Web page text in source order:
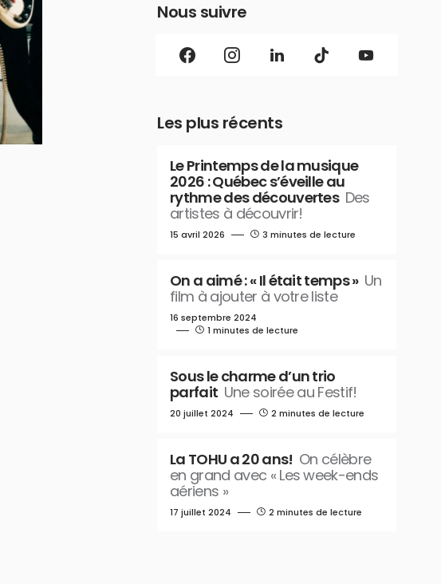
Nous suivre
Les plus récents
Le Printemps de la musique
2026 : Québec s’éveille au
rythme des découvertes Des
artistes à découvrir!
15 avril 2026 3 minutes de lecture
On a aimé : « Il était temps » Un
film à ajouter à votre liste
16 septembre 2024
1 minutes de lecture
Sous le charme d’un trio
parfait Une soirée au Festif!
20 juillet 2024 2 minutes de lecture
La TOHU a 20 ans! On célèbre
en grand avec « Les week-ends
aériens »
17 juillet 2024 2 minutes de lecture